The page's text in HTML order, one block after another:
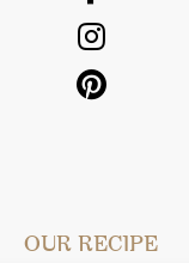
OUR RECIPE